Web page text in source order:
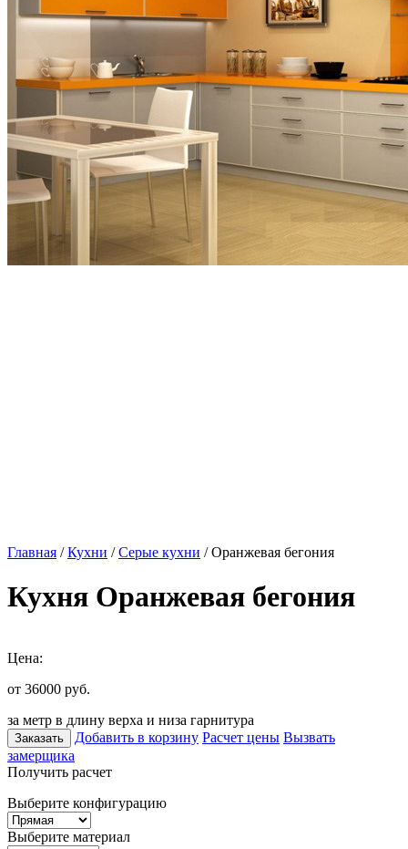
Главная /Кухни /Серые кухни / Оранжевая бегония
Кухня Оранжевая бегония
Цена:
от 36000 руб.
за метр в длину верха и низа гарнитура
Заказать Добавить в корзину Расчет цены Вызвать
замерщика
Получить расчет
Выберите конфигурацию
Выберите материал